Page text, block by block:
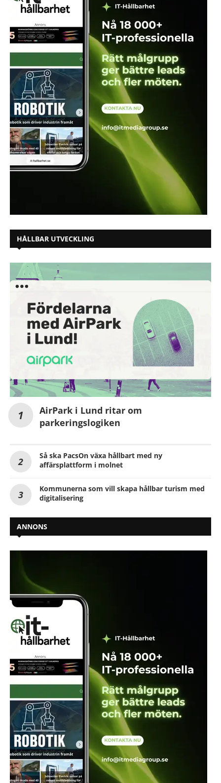
HÅLLBAR UTVECKLING
AirPark i Lund ritar om
parkeringslogiken
Så ska PacsOn växa hållbart med ny
affärsplattform i molnet
Kommunerna som vill skapa hållbar turism med
digitalisering
ANNONS